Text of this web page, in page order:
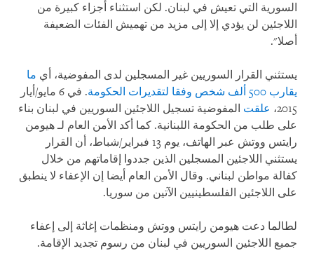
السورية التي تعيش في لبنان. لكن استثناء أجزاء كبيرة من
اللاجئين لن يؤدي إلا إلى مزيد من تهميش الفئات الضعيفة
أصلا".
يستثني القرار السوريين غير المسجلين لدى المفوضية، أي ما
يقارب 500 ألف شخص وفقا لتقديرات الحكومة
. في 6 مايو/أيار
2015، علقت المفوضية تسجيل اللاجئين السوريين في لبنان بناء
على طلب من الحكومة اللبنانية. كما أكد الأمن العام لـ هيومن
رايتس ووتش عبر الهاتف، يوم 13 فبراير/شباط، أن القرار
يستثني اللاجئين المسجلين الذين جددوا إقاماتهم من خلال
كفالة مواطن لبناني. وقال الأمن العام أيضا إن الإعفاء لا ينطبق
على اللاجئين الفلسطينيين الآتين من سوريا.
لطالما دعت هيومن رايتس ووتش ومنظمات إغاثة إلى إعفاء
جميع اللاجئين السوريين في لبنان من رسوم تجديد الإقامة.